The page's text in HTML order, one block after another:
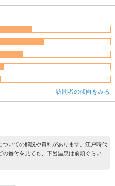
訪問者の傾向をみる
いての解説や資料があります。江戸時代
番付を見ても、下呂温泉は前頭ぐらいで
湯にも入れます。なお、展示室は狭いで